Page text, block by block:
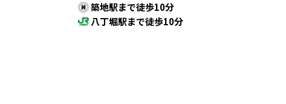
築地駅まで徒歩10分
八丁堀駅まで徒歩10分